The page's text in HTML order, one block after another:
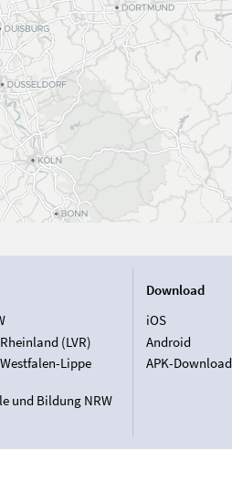
(LVR)
Lippe
und Bildung NRW
Download
iOS
Android
APK-Download